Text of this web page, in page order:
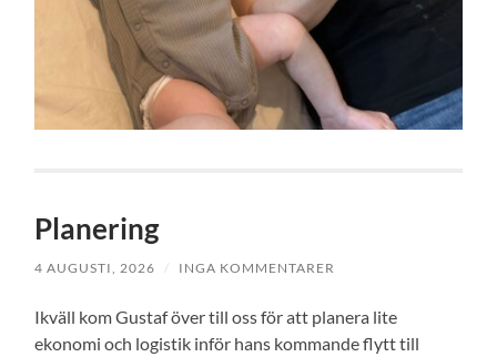
Planering
4 AUGUSTI, 2026 / INGA KOMMENTARER
Ikväll kom Gustaf över till oss för att planera lite
ekonomi och logistik inför hans kommande flytt till